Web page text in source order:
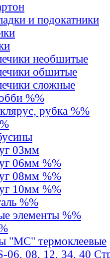
и подокатники
необшитые
обшитые
сложные
%%
рубка %%
03мм
06мм %%
08мм %%
10мм %%
%%
элементы %%
"MС" термоклеевые
06, 08, 12, 34, 40